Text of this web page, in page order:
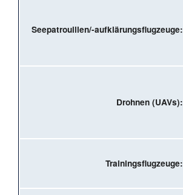
Seepatrouillen/-aufklärungsflugzeuge:
Drohnen (UAVs):
Trainingsflugzeuge: